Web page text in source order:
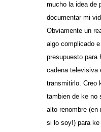
mucho la idea de
documentar mi
Obviamente un
algo complicado
presupuesto para
cadena televisiva
transmitirlo. Creo
tambien de ke no
alto renombre
si lo soy!) para